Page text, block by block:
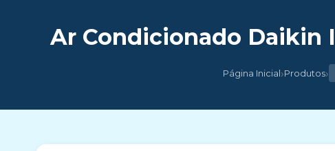
Ar Condicionado Daikin
Página Inicial›Produtos›